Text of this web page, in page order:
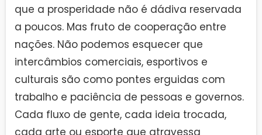
que a prosperidade não é dádiva reservada
a poucos. Mas fruto de cooperação entre
nações. Não podemos esquecer que
intercâmbios comerciais, esportivos e
culturais são como pontes erguidas com
trabalho e paciência de pessoas e governos.
Cada fluxo de gente, cada ideia trocada,
cada arte ou esporte que atravessa